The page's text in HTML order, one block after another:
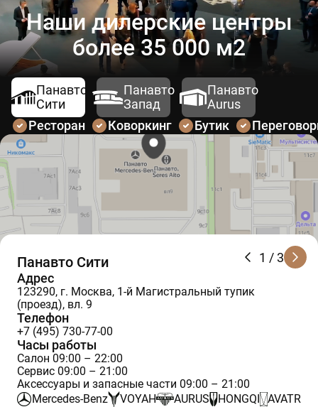
Наши дилерские центры
более 35 000 м2
Панавто
Сити
Панавто
Запад
Панавто
Aurus
Ресторан
Коворкинг Бутик
1 / 3
Панавто Сити
Адрес
123290, г. Москва, 1-й Магистральный тупик
(проезд), вл. 9
Телефон
+7 (495) 730-77-00
Часы работы
Салон 09:00 – 22:00
Сервис 09:00 – 21:00
Аксессуары и запасные части 09:00 – 21:00
Mercedes-Benz
VOYAH AURUS HONGQI
AVATR